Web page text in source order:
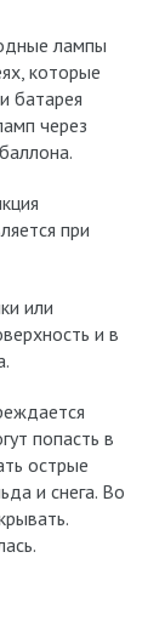
лампы
которые
батарея
через
при
или
и в
попасть в
острые
и снега. Во